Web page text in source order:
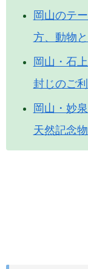
岡山のテ
方、動物
岡山・石
封じのご
岡山・妙
天然記念